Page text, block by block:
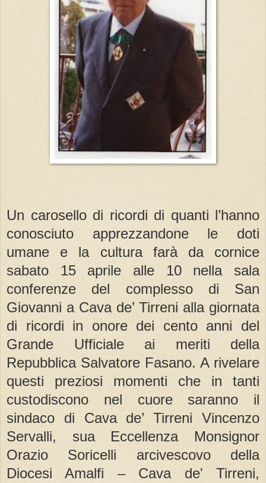
Un carosello di ricordi di quanti l’hanno
conosciuto apprezzandone le doti
umane e la cultura farà da cornice
sabato 15 aprile alle 10 nella sala
conferenze del complesso di San
Giovanni a Cava de’ Tirreni alla giornata
di ricordi in onore dei cento anni del
Grande Ufficiale ai meriti della
Repubblica Salvatore Fasano. A rivelare
questi preziosi momenti che in tanti
custodiscono nel cuore saranno il
sindaco di Cava de’ Tirreni Vincenzo
Servalli, sua Eccellenza Monsignor
Orazio Soricelli arcivescovo della
Diocesi Amalfi – Cava de' Tirreni,